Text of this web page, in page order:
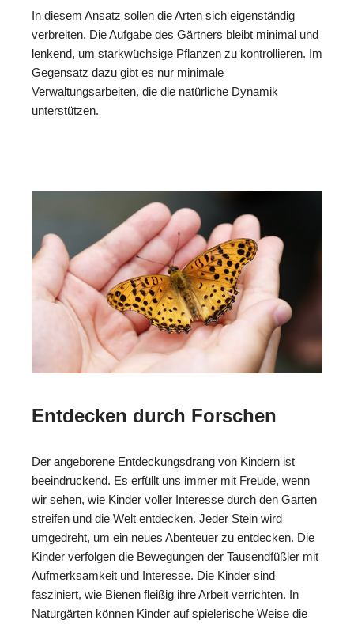
In diesem Ansatz sollen die Arten sich eigenständig
verbreiten. Die Aufgabe des Gärtners bleibt minimal und
lenkend, um starkwüchsige Pflanzen zu kontrollieren. Im
Gegensatz dazu gibt es nur minimale
Verwaltungsarbeiten, die die natürliche Dynamik
unterstützen.
Entdecken durch Forschen
Der angeborene Entdeckungsdrang von Kindern ist
beeindruckend. Es erfüllt uns immer mit Freude, wenn
wir sehen, wie Kinder voller Interesse durch den Garten
streifen und die Welt entdecken. Jeder Stein wird
umgedreht, um ein neues Abenteuer zu entdecken. Die
Kinder verfolgen die Bewegungen der Tausendfüßler mit
Aufmerksamkeit und Interesse. Die Kinder sind
fasziniert, wie Bienen fleißig ihre Arbeit verrichten. In
Naturgärten können Kinder auf spielerische Weise die